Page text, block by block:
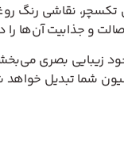
تکسچر، نقاشی رنگ
و جذابیت آن‌ها را
زیبایی بصری
شما تبدیل